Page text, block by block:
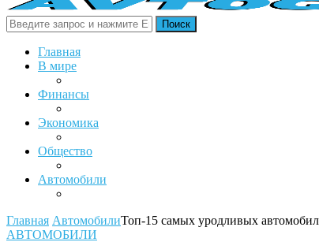
Поиск
Главная
В мире
Финансы
Экономика
Общество
Автомобили
Главная АвтомобилиТоп-15 самых уродливых
АВТОМОБИЛИ